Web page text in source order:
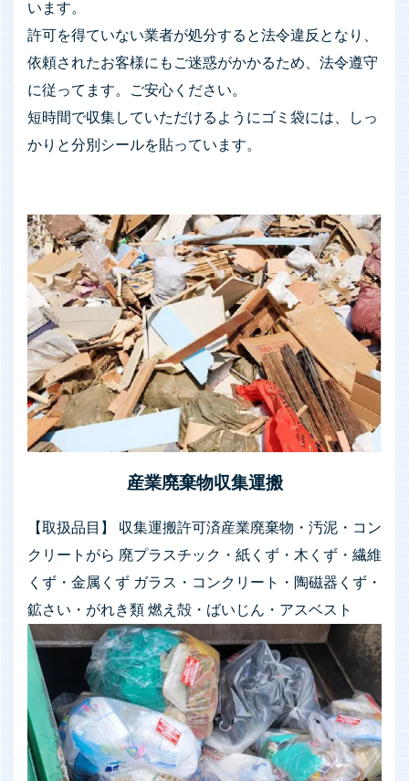
います。
許可を得ていない業者が処分すると法令違反となり、
依頼されたお客様にもご迷惑がかかるため、法令遵守
に従ってます。ご安心ください。
短時間で収集していただけるようにゴミ袋には、しっ
かりと分別シールを貼っています。
産業廃棄物収集運搬
【取扱品目】 収集運搬許可済産業廃棄物・汚泥・コン
クリートがら 廃プラスチック・紙くず・木くず・繊維
くず・金属くず ガラス・コンクリート・陶磁器くず・
鉱さい・がれき類 燃え殻・ばいじん・アスベスト